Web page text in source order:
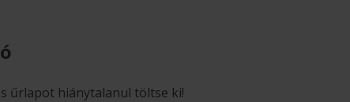
űrlapot hiánytalanul töltse ki!